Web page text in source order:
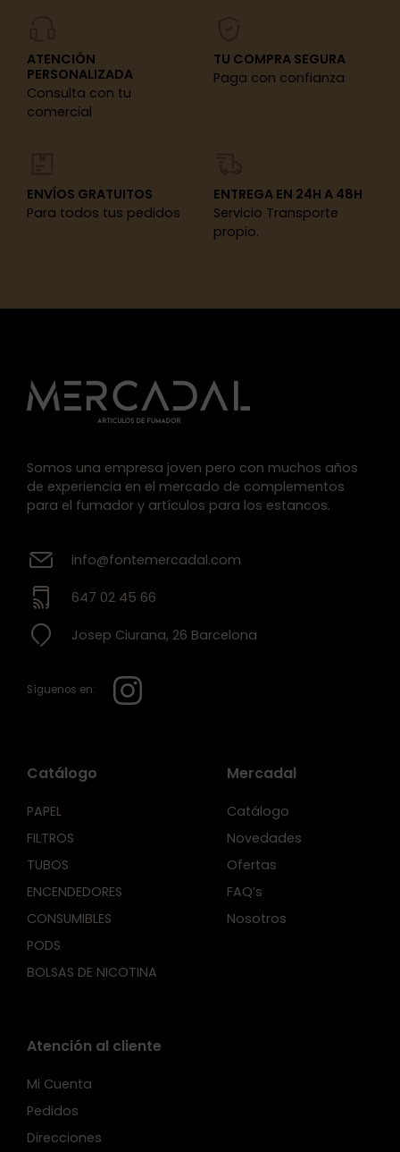
ATENCIÓN
PERSONALIZADA
Consulta con tu
comercial
TU COMPRA SEGURA
Paga con confianza
ENVÍOS GRATUITOS
Para todos tus pedidos
ENTREGA EN 24H A 48H
Servicio Transporte
propio.
Somos una empresa joven pero con muchos años
de experiencia en el mercado de complementos
para el fumador y artículos para los estancos.
info@fontemercadal.com
647 02 45 66
Josep Ciurana, 26 Barcelona
Síguenos en:
Catálogo
PAPEL
FILTROS
TUBOS
ENCENDEDORES
CONSUMIBLES
PODS
BOLSAS DE NICOTINA
Mercadal
Catálogo
Novedades
Ofertas
FAQ’s
Nosotros
Atención al cliente
Mi Cuenta
Pedidos
Direcciones